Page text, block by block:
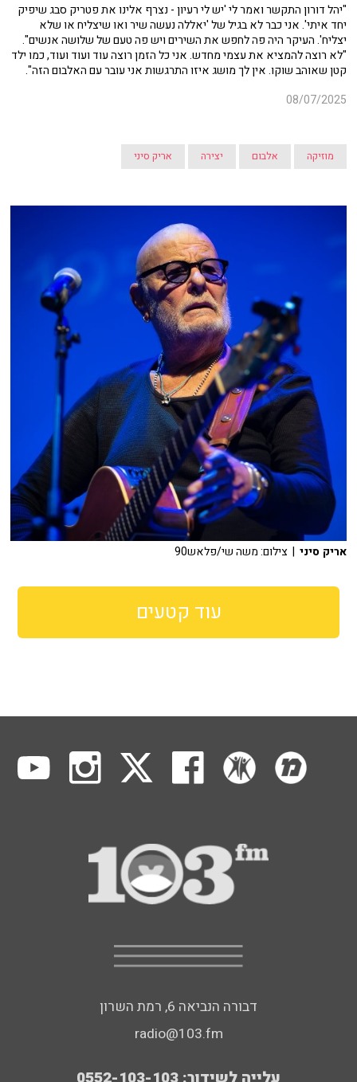
"יהל דורון התקשר ואמר לי 'יש לי רעיון - נצרף אלינו את פטריק סבג שיפיק
יחד איתי'. אני כבר לא בגיל של 'יאללה נעשה שיר ואו שיצליח או שלא
יצליח'. העיקר היה פה לחפש את השירים ויש פה טעם של שלושה אנשים".
"לא רוצה להמציא את עצמי מחדש. אני כל הזמן רוצה עוד ועוד ועוד, כמו ילד
קטן שאוהב שוקו. אין לך מושג איזו התרגשות אני עובר עם האלבום הזה".
08/07/2025
מוזיקה אלבום יצירה אריק סיני
אריק סיני | צילום: משה שי/פלאש90
עוד קטעים
דבורה הנביאה 6, רמת השרון
radio@103.fm